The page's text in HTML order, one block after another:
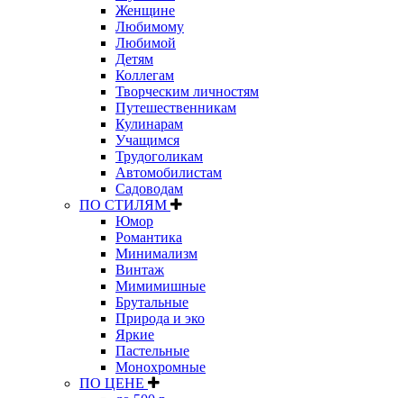
Женщине
Любимому
Любимой
Детям
Коллегам
Творческим личностям
Путешественникам
Кулинарам
Учащимся
Трудоголикам
Автомобилистам
Садоводам
ПО СТИЛЯМ
Юмор
Романтика
Минимализм
Винтаж
Мимимишные
Брутальные
Природа и эко
Яркие
Пастельные
Монохромные
ПО ЦЕНЕ